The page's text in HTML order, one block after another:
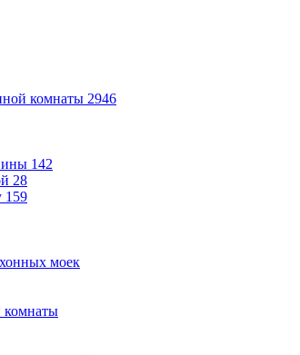
комнаты 2946
142
28
159
моек
комнаты